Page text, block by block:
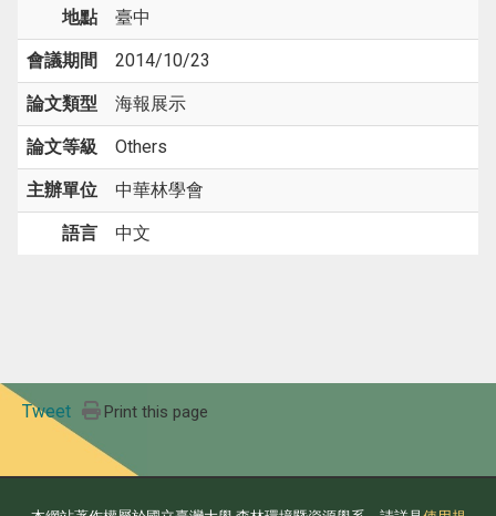
地點 臺中
會議期間 2014/10/23
論文類型 海報展示
論文等級 Others
主辦單位 中華林學會
語言 中文
Tweet Print this page